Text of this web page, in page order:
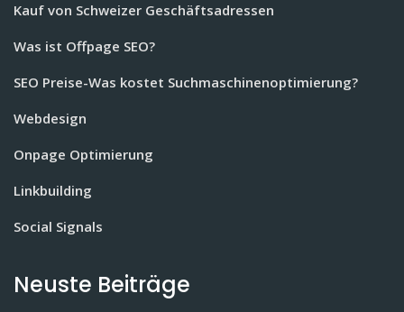
Kauf von Schweizer Geschäftsadressen
Was ist Offpage SEO?
SEO Preise-Was kostet Suchmaschinenoptimierung?
Webdesign
Onpage Optimierung
Linkbuilding
Social Signals
Neuste Beiträge